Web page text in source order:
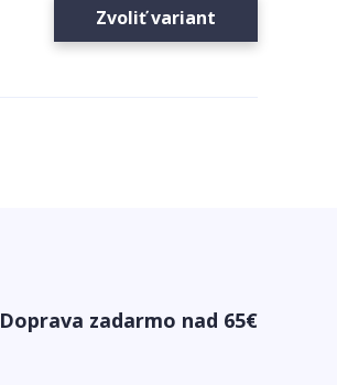
Zvoliť variant
Doprava zadarmo nad 65€